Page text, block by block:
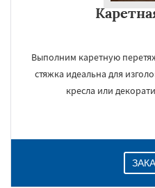
Выполним каретную
стяжка идеальна для
кресла или